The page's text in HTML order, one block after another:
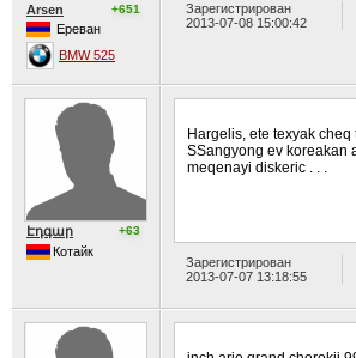
Arsen +651
Ереван
BMW 525
Зарегистрирован
2013-07-08 15:00:42
Էդգար +63
Котайк
Hargelis, ete texyak
SSangyong ev koreakan
meqenayi diskeric . . .
Зарегистрирован
2013-07-07 13:18:55